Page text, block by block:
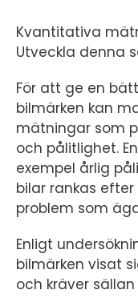
Kvantitativa
Utveckla denna
För att ge en
bilmärken kan
mätningar som
och pålitlighet.
exempel årlig
bilar rankas
problem som
Enligt
bilmärken visat
och kräver